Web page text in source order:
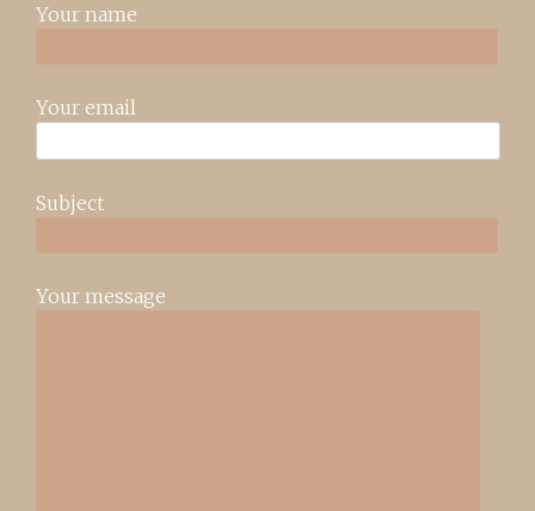
Your name
Your email
Subject
Your message